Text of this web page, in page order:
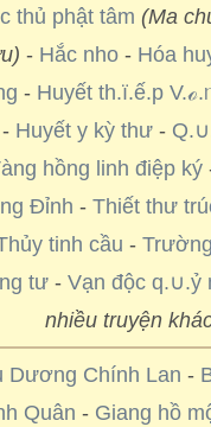
thủ phật tâm (Ma
- Hắc nho- Hóa
- Huyết th.ï.ế.p
- Huyết y kỳ thư -
hồng linh điệp ký
Đỉnh - Thiết thư
tinh cầu -
tư -Vạn độc q.∪.ỷ
nhiều truyện
Dương Chính Lan -
Quân - Giang hồ